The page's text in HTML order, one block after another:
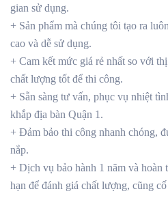
gian sử dụng.
+ Sản phẩm mà chúng tôi tạo ra
cao và dễ sử dụng.
+ Cam kết mức giá rẻ nhất so với
chất lượng tốt để thi công.
+ Sẵn sàng tư vấn, phục vụ nhiệt
khắp địa bàn Quận 1.
+ Đảm bảo thi công nhanh chóng,
nắp.
+ Dịch vụ bảo hành 1 năm và hoàn
hạn để đánh giá chất lượng, cũng